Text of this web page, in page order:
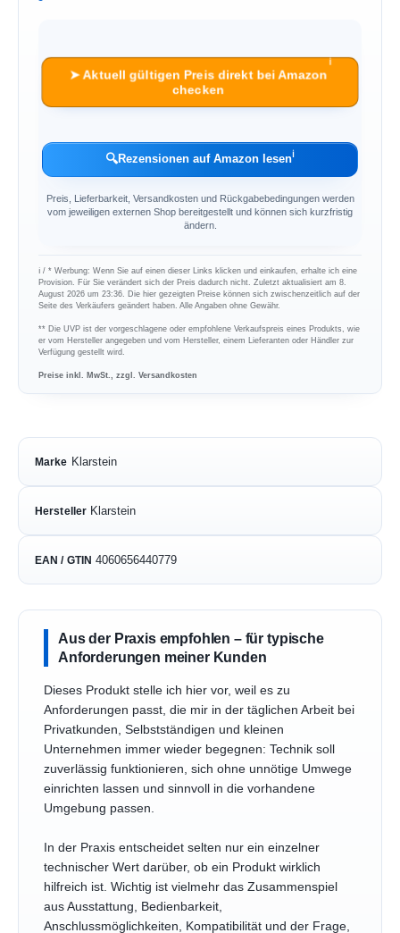
➤ Aktuell gültigen Preis direkt bei Amazon
checken
ℹ︎
🔍Rezensionen auf Amazon lesenℹ︎
Preis, Lieferbarkeit, Versandkosten und Rückgabebedingungen werden
vom jeweiligen externen Shop bereitgestellt und können sich kurzfristig
ändern.
ℹ︎ / * Werbung: Wenn Sie auf einen dieser Links klicken und einkaufen, erhalte ich eine
Provision. Für Sie verändert sich der Preis dadurch nicht. Zuletzt aktualisiert am 8.
August 2026 um 23:36. Die hier gezeigten Preise können sich zwischenzeitlich auf der
Seite des Verkäufers geändert haben. Alle Angaben ohne Gewähr.
** Die UVP ist der vorgeschlagene oder empfohlene Verkaufspreis eines Produkts, wie
er vom Hersteller angegeben und vom Hersteller, einem Lieferanten oder Händler zur
Verfügung gestellt wird.
Preise inkl. MwSt., zzgl. Versandkosten
Marke Klarstein
Hersteller Klarstein
EAN / GTIN 4060656440779
Aus der Praxis empfohlen – für typische
Anforderungen meiner Kunden
Dieses Produkt stelle ich hier vor, weil es zu
Anforderungen passt, die mir in der täglichen Arbeit bei
Privatkunden, Selbstständigen und kleinen
Unternehmen immer wieder begegnen: Technik soll
zuverlässig funktionieren, sich ohne unnötige Umwege
einrichten lassen und sinnvoll in die vorhandene
Umgebung passen.
In der Praxis entscheidet selten nur ein einzelner
technischer Wert darüber, ob ein Produkt wirklich
hilfreich ist. Wichtig ist vielmehr das Zusammenspiel
aus Ausstattung, Bedienbarkeit,
Anschlussmöglichkeiten, Kompatibilität und der Frage,